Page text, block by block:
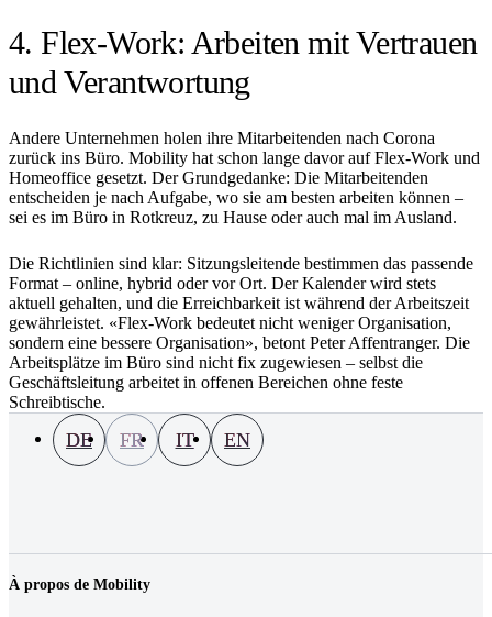
4. Flex-Work: Arbeiten mit Vertrauen
und Verantwortung
Andere Unternehmen holen ihre Mitarbeitenden nach Corona
zurück ins Büro. Mobility hat schon lange davor auf Flex-Work und
Homeoffice gesetzt. Der Grundgedanke: Die Mitarbeitenden
entscheiden je nach Aufgabe, wo sie am besten arbeiten können –
sei es im Büro in Rotkreuz, zu Hause oder auch mal im Ausland.
Die Richtlinien sind klar: Sitzungsleitende bestimmen das passende
Format – online, hybrid oder vor Ort. Der Kalender wird stets
aktuell gehalten, und die Erreichbarkeit ist während der Arbeitszeit
gewährleistet. «Flex-Work bedeutet nicht weniger Organisation,
sondern eine bessere Organisation», betont Peter Affentranger. Die
Arbeitsplätze im Büro sind nicht fix zugewiesen – selbst die
Geschäftsleitung arbeitet in offenen Bereichen ohne feste
Schreibtische.
À propos de Mobility
DE FR IT EN